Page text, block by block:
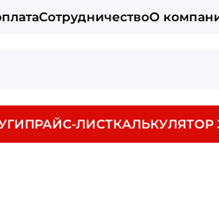
СотрудничествоО
ПРАЙС-ЛИСТКАЛЬКУЛЯТОР